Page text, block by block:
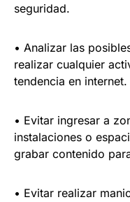
seguridad.
• Analizar las
realizar cualquier
tendencia en internet.
• Evitar ingresar a
instalaciones o
grabar contenido
• Evitar realizar